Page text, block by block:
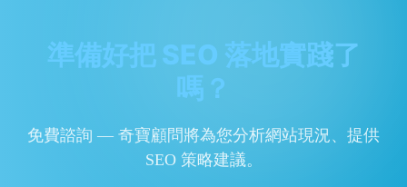
準備好把 SEO 落地實踐了
嗎？
免費諮詢 — 奇寶顧問將為您分析網站現況、提供
SEO 策略建議。